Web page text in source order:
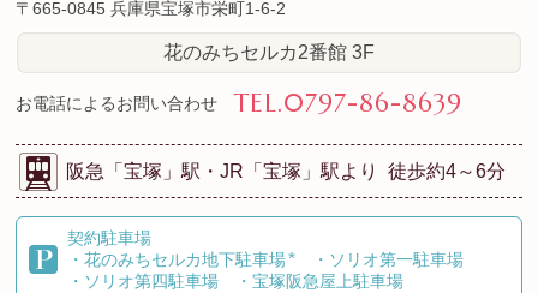
〒665-0845兵庫県宝塚市栄町1-6-2
花のみちセルカ2番館 3F
お電話によるお問い合わせ TEL.0797-86-8639
阪急「宝塚」駅・JR「宝塚」駅より徒歩約4～6分
契約駐車場
・花のみちセルカ地下駐車場*
・ソリオ第一駐車場
・ソリオ第四駐車場
・宝塚阪急屋上駐車場